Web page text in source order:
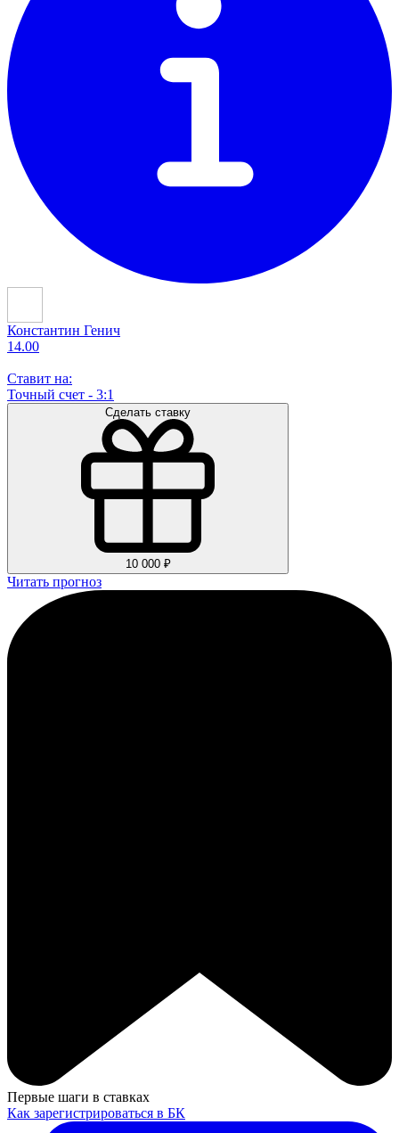
Константин Генич
14.00
Ставит на:
Точный счет - 3:1
Сделать ставку
10 000 ₽
Читать прогноз
Первые шаги в ставках
Как зарегистрироваться в БК